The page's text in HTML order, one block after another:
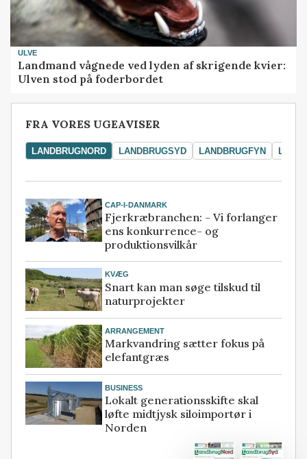
ULVE
Landmand vågnede ved lyden af skrigende kvier:
Ulven stod på foderbordet
FRA VORES UGEAVISER
LANDBRUGNORD LANDBRUGSYD LANDBRUGFYN
CAP-I-DANMARK
Fjerkræbranchen: - Vi forlanger
ens konkurrence- og
produktionsvilkår
KVÆG
Snart kan man søge tilskud til
naturprojekter
ARRANGEMENT
Markvandring sætter fokus på
elefantgræs
BUSINESS
Lokalt generationsskifte skal
løfte midtjysk siloimportør i
Norden